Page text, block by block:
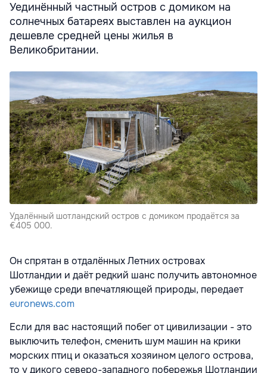
Уединённый частный остров с домиком на
солнечных батареях выставлен на аукцион
дешевле средней цены жилья в
Великобритании.
Удалённый шотландский остров с домиком продаётся за
€405 000.
Он спрятан в отдалённых Летних островах
Шотландии и даёт редкий шанс получить автономное
убежище среди впечатляющей природы, передает
euronews.com
Если для вас настоящий побег от цивилизации - это
выключить телефон, сменить шум машин на крики
морских птиц и оказаться хозяином целого острова,
то у дикого северо-западного побережья Шотландии